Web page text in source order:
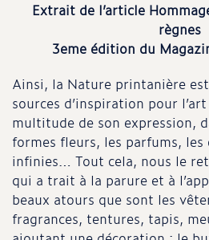
Extrait de l’article
règnes
3eme édition du
Ainsi, la Nature printanière
sources d’inspiration pour
multitude de son expression,
formes fleurs, les parfums, les
infinies… Tout cela, nous le
qui a trait à la parure et à
beaux atours que sont les
fragrances, tentures, tapis,